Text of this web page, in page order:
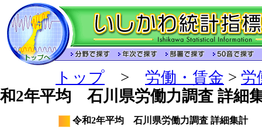
トップ > 労働・賃金 > 労
和2年平均 石川県労働力調査 詳細
令和2年平均 石川県労働力調査 詳細集計